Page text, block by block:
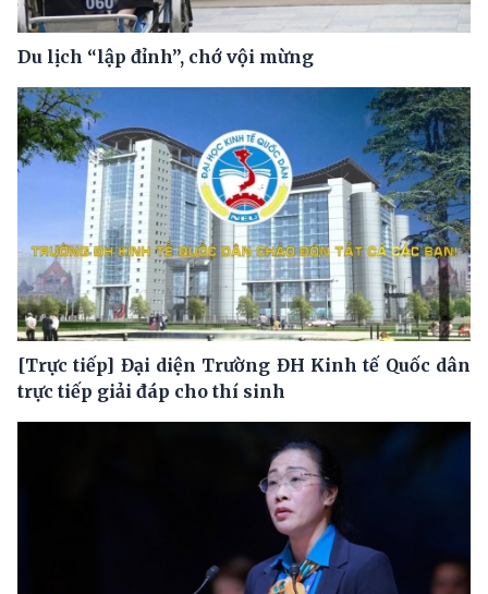
Du lịch “lập đỉnh”, chớ vội mừng
[Trực tiếp] Đại diện Trường ĐH Kinh tế Quốc dân
trực tiếp giải đáp cho thí sinh